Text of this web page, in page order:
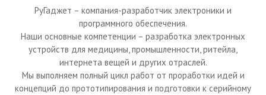
РуГаджет – компания-разработчик электроники и
программного обеспечения.
Наши основные компетенции – разработка электронных
устройств для медицины, промышленности, ритейла,
интернета вещей и других отраслей.
Мы выполняем полный цикл работ от проработки идей и
концепций до прототипирования и подготовки к серийному